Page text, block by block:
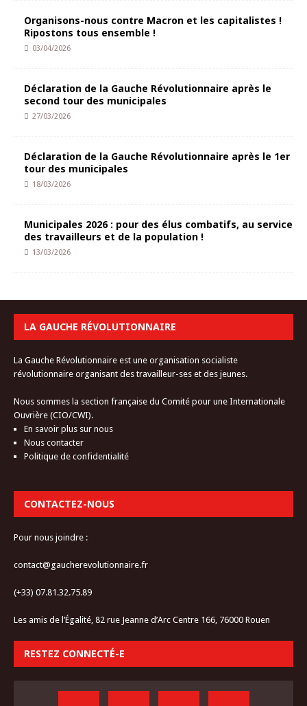
Organisons-nous contre Macron et les capitalistes !
Ripostons tous ensemble !
03/04/2026
Déclaration de la Gauche Révolutionnaire après le
second tour des municipales
27/03/2026
Déclaration de la Gauche Révolutionnaire après le 1er
tour des municipales
18/03/2026
Municipales 2026 : pour des élus combatifs, au service
des travailleurs et de la population !
13/03/2026
LA GAUCHE RÉVOLUTIONNAIRE
La Gauche Révolutionnaire est une organisation socialiste
révolutionnaire organisant des travailleur-ses et des jeunes.
Nous sommes la section française du Comité pour une Internationale
Ouvrière (CIO/CWI).
En savoir plus sur nous
Nous contacter
Politique de confidentialité
CONTACTEZ-NOUS
Pour nous joindre :
contact@gaucherevolutionnaire.fr
(+33) 07.81.32.75.89
Les amis de l’Égalité, 82 rue Jeanne d’Arc Centre 166, 76000 Rouen
RESTEZ CONNECTÉ-E